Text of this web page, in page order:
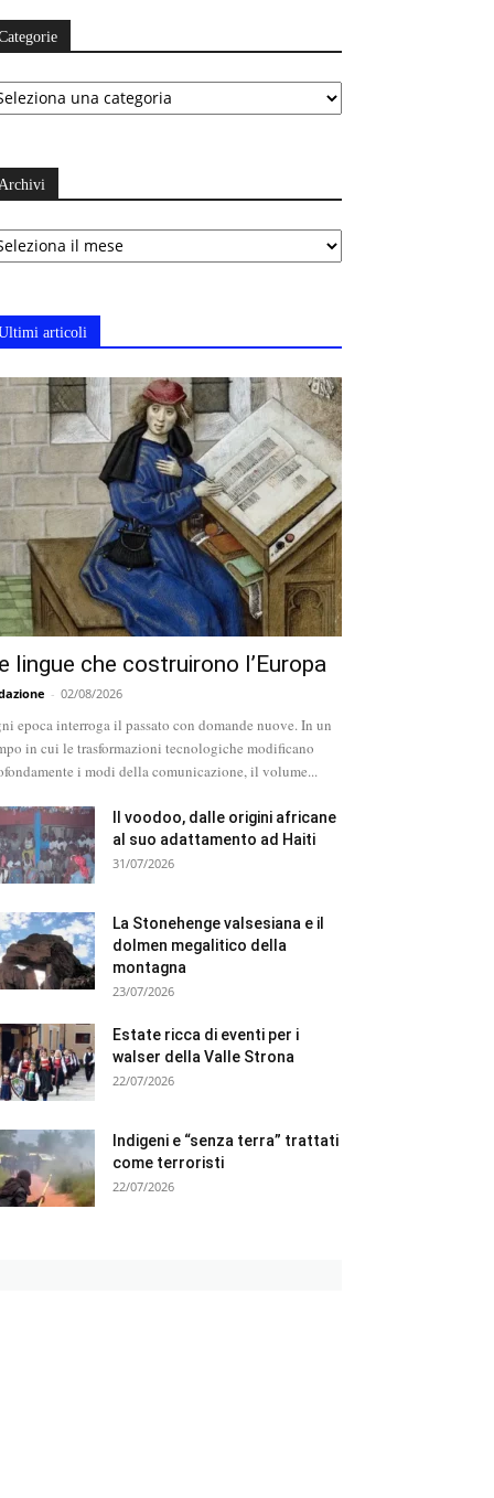
articoli
lingue che costruirono l’Europa
- 02/08/2026
epoca interroga il passato con domande nuove. In un
in cui le trasformazioni tecnologiche modificano
i modi della comunicazione, il volume...
Il voodoo, dalle origini africane
al suo adattamento ad Haiti
31/07/2026
La Stonehenge valsesiana e il
dolmen megalitico della
montagna
23/07/2026
Estate ricca di eventi per i
walser della Valle Strona
22/07/2026
Indigeni e “senza terra” trattati
come terroristi
22/07/2026